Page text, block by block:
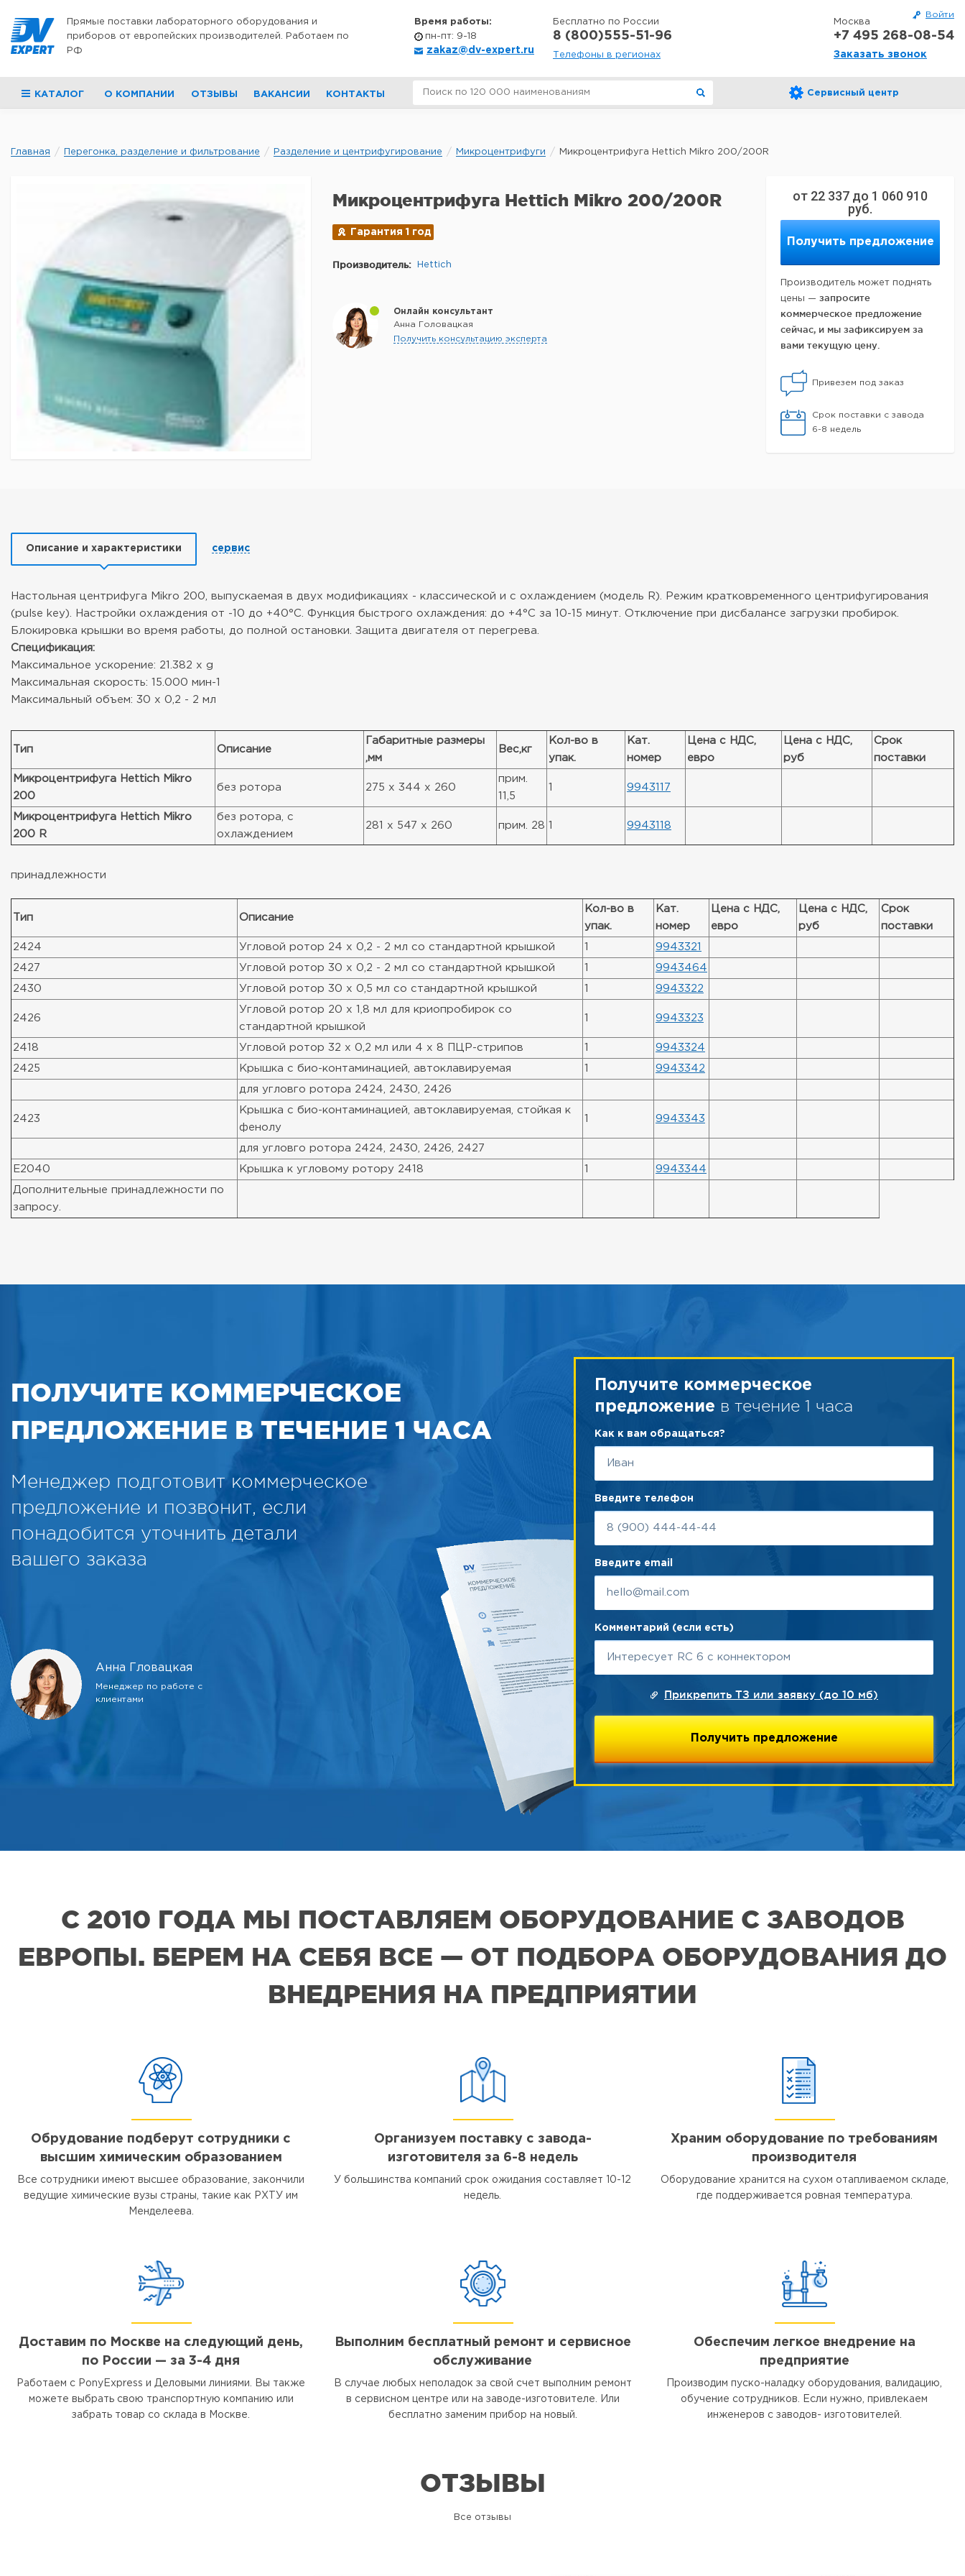
Войти
Прямые поставки лабораторного оборудования и
приборов от европейских производителей. Работаем по
РФ
Время работы:
пн-пт: 9-18
zakaz@dv-expert.ru
Бесплатно по России
8 (800)555-51-96
Телефоны в регионах
Москва
+7 495 268-08-54
Заказать звонок
КАТАЛОГ О КОМПАНИИ ОТЗЫВЫ ВАКАНСИИ КОНТАКТЫ Сервисный центр
Главная Перегонка, разделение и фильтрование Разделение и центрифугирование Микроцентрифуги Микроцентрифуга Hettich Mikro 200/200R
от 22 337 до 1 060 910
руб.
Получить предложение
Производитель может поднять
цены — запросите
коммерческое предложение
сейчас, и мы зафиксируем за
вами текущую цену.
Привезем под заказ
Срок поставки с завода
6-8 недель
Микроцентрифуга Hettich Mikro 200/200R
Гарантия 1 год
Производитель: Hettich
Онлайн консультант
Анна Головацкая
Получить консультацию эксперта
Описание и характеристики сервис
Настольная центрифуга Mikro 200, выпускаемая в двух модификациях - классической и с охлаждением (модель R). Режим кратковременного центрифугирования
(pulse key). Настройки охлаждения от -10 до +40°С. Функция быстрого охлаждения: до +4°С за 10-15 минут. Отключение при дисбалансе загрузки пробирок.
Блокировка крышки во время работы, до полной остановки. Защита двигателя от перегрева.
Спецификация:
Максимальное ускорение: 21.382 x g
Максимальная скорость: 15.000 мин-1
Максимальный объем: 30 x 0,2 - 2 мл
Тип Описание
Габаритные размеры
,мм
Вес,кг
Кол-во в
упак.
Кат.
номер
Цена с НДС,
евро
Цена с НДС,
руб
Срок
поставки
Микроцентрифуга Hettich Mikro
200
без ротора 275 x 344 x 260
прим.
11,5
1 9943117
Микроцентрифуга Hettich Mikro
200 R
без ротора, с
охлаждением
281 x 547 x 260 прим. 28 1 9943118
принадлежности
Тип Описание
Кол-во в
упак.
Кат.
номер
Цена с НДС,
евро
Цена с НДС,
руб
Срок
поставки
2424 Угловой ротор 24 x 0,2 - 2 мл со стандартной крышкой 1 9943321
2427 Угловой ротор 30 x 0,2 - 2 мл со стандартной крышкой 1 9943464
2430 Угловой ротор 30 x 0,5 мл со стандартной крышкой 1 9943322
2426
Угловой ротор 20 x 1,8 мл для криопробирок со
стандартной крышкой
1 9943323
2418 Угловой ротор 32 x 0,2 мл или 4 x 8 ПЦР-стрипов 1 9943324
2425 Крышка с био-контаминацией, автоклавируемая 1 9943342
для угловго ротора 2424, 2430, 2426
2423
Крышка с био-контаминацией, автоклавируемая, стойкая к
фенолу
1 9943343
для угловго ротора 2424, 2430, 2426, 2427
E2040 Крышка к угловому ротору 2418 1 9943344
Дополнительные принадлежности по
запросу.
ПОЛУЧИТЕ КОММЕРЧЕСКОЕ
ПРЕДЛОЖЕНИЕ В ТЕЧЕНИЕ 1 ЧАСА
Менеджер подготовит коммерческое
предложение и позвонит, если
понадобится уточнить детали
вашего заказа
Анна Гловацкая
Менеджер по работе с
клиентами
Получите коммерческое
предложение в течение 1 часа
Как к вам обращаться?
Введите телефон
Введите email
Комментарий (если есть)
Прикрепить ТЗ или заявку (до 10 мб)
С 2010 ГОДА МЫ ПОСТАВЛЯЕМ ОБОРУДОВАНИЕ С ЗАВОДОВ
ЕВРОПЫ. БЕРЕМ НА СЕБЯ ВСЕ — ОТ ПОДБОРА ОБОРУДОВАНИЯ ДО
ВНЕДРЕНИЯ НА ПРЕДПРИЯТИИ
Обрудование подберут сотрудники с
высшим химическим образованием
Все сотрудники имеют высшее образование, закончили
ведущие химические вузы страны, такие как РХТУ им
Менделеева.
Организуем поставку с завода-
изготовителя за 6-8 недель
У большинства компаний срок ожидания составляет 10-12
недель.
Храним оборудование по требованиям
производителя
Оборудование хранится на сухом отапливаемом складе,
где поддерживается ровная температура.
Доставим по Москве на следующий день,
по России — за 3-4 дня
Работаем с PonyExpress и Деловыми линиями. Вы также
можете выбрать свою транспортную компанию или
забрать товар со склада в Москве.
Выполним бесплатный ремонт и сервисное
обслуживание
В случае любых неполадок за свой счет выполним ремонт
в сервисном центре или на заводе-изготовителе. Или
бесплатно заменим прибор на новый.
Обеспечим легкое внедрение на
предприятие
Производим пуско-наладку оборудования, валидацию,
обучение сотрудников. Если нужно, привлекаем
инженеров с заводов- изготовителей.
ОТЗЫВЫ
Все отзывы